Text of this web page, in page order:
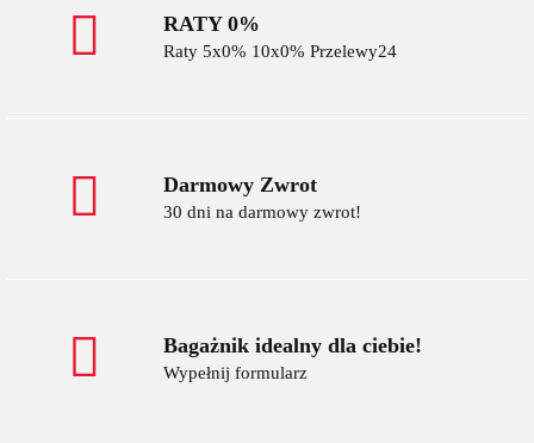
RATY 0%
Raty 5x0% 10x0% Przelewy24
Darmowy Zwrot
30 dni na darmowy zwrot!
Bagażnik idealny dla ciebie!
Wypełnij formularz